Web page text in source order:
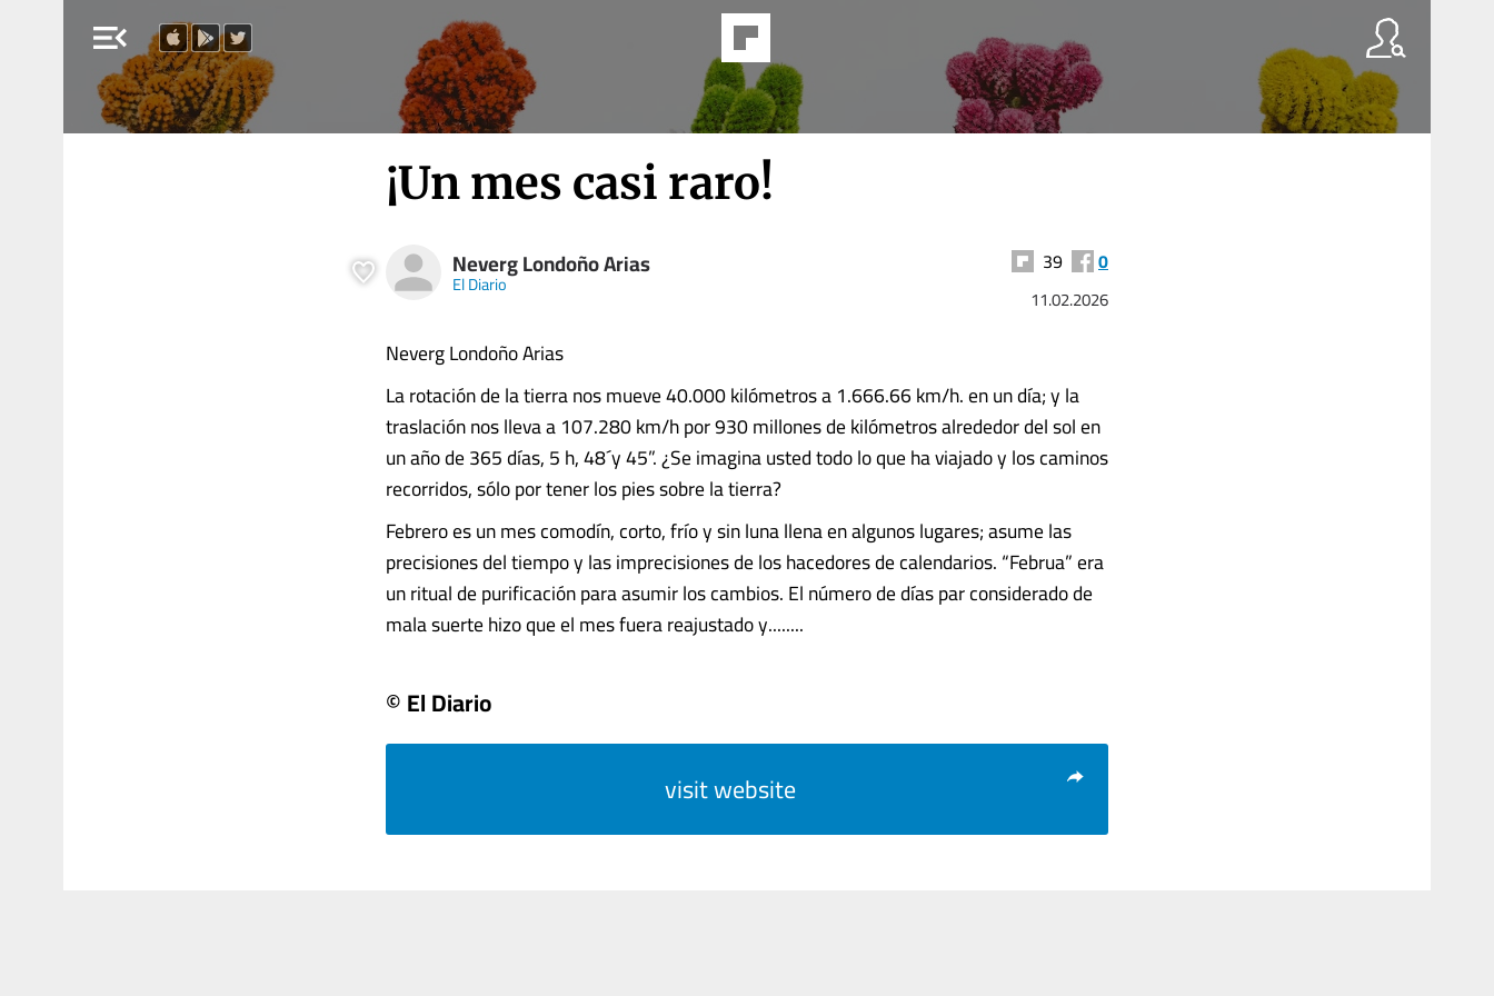
menu_open
¡Un mes casi raro!
Neverg Londoño Arias
El Diario
39 0
11.02.2026
Neverg Londoño Arias
La rotación de la tierra nos mueve 40.000 kilómetros a 1.666.66 km/h. en un día; y la
traslación nos lleva a 107.280 km/h por 930 millones de kilómetros alrededor del sol en
un año de 365 días, 5 h, 48´y 45”. ¿Se imagina usted todo lo que ha viajado y los caminos
recorridos, sólo por tener los pies sobre la tierra?
Febrero es un mes comodín, corto, frío y sin luna llena en algunos lugares; asume las
precisiones del tiempo y las imprecisiones de los hacedores de calendarios. “Februa” era
un ritual de purificación para asumir los cambios. El número de días par considerado de
mala suerte hizo que el mes fuera reajustado y........
© El Diario
visit website